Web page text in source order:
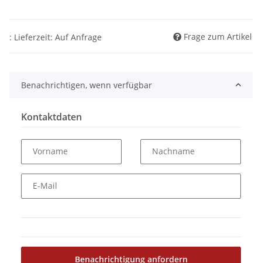
: Lieferzeit: Auf Anfrage Frage zum Artikel
Benachrichtigen, wenn verfügbar
Kontaktdaten
Vorname Nachname
E-Mail
Benachrichtigung anfordern